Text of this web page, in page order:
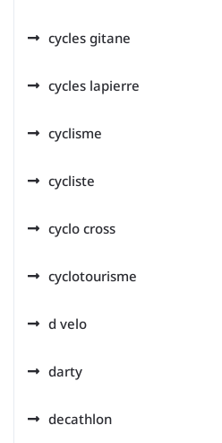
cycles gitane
cycles lapierre
cyclisme
cycliste
cyclo cross
cyclotourisme
d velo
darty
decathlon